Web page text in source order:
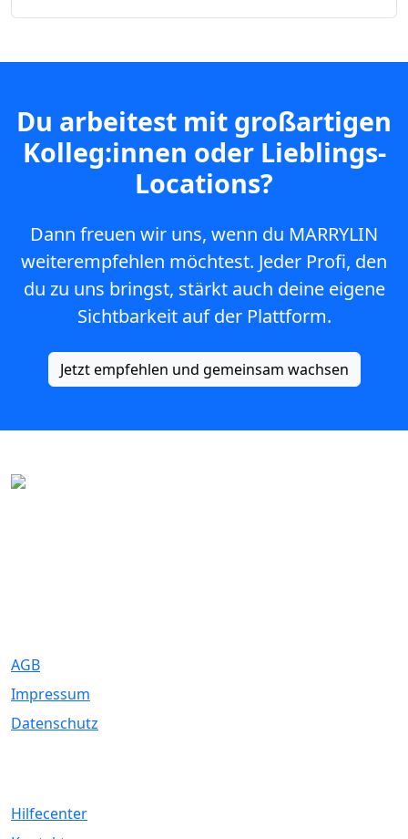
Du arbeitest mit großartigen
Kolleg:innen oder Lieblings-
Locations?
Dann freuen wir uns, wenn du MARRYLIN
weiterempfehlen möchtest. Jeder Profi, den
du zu uns bringst, stärkt auch deine eigene
Sichtbarkeit auf der Plattform.
Jetzt empfehlen und gemeinsam wachsen
AGB
Impressum
Datenschutz
Hilfecenter